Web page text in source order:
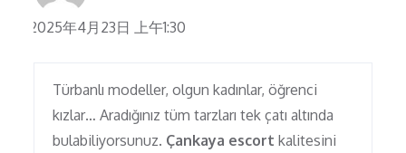
2025年4月23日 上午1:30
Türbanlı modeller, olgun kadınlar, öğrenci
kızlar… Aradığınız tüm tarzları tek çatı altında
bulabiliyorsunuz. Çankaya escort kalitesini